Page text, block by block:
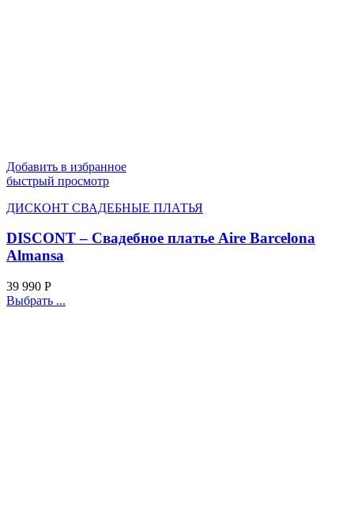
Добавить в избранное
быстрый просмотр
ДИСКОНТ СВАДЕБНЫЕ ПЛАТЬЯ
DISCONT – Свадебное платье Aire Barcelona
Almansa
39 990 Р
Выбрать ...